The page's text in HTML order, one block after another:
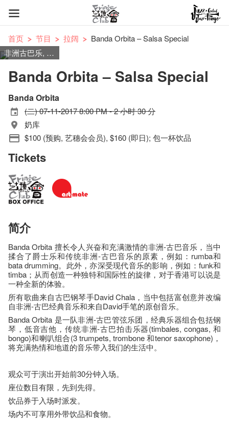
首页 节目 拉阔
Banda Orbita – Salsa Special
非洲古巴乐, 非洲古巴爵士乐
Banda Orbita – Salsa Special
Banda Orbita
(二) 07-11-2017 8:00 PM - 2 小时 30 分
奶库
$100 (预购, 艺穗会会员), $160 (即日); 包一杯饮品
Tickets
简介
Banda Orbita 擅长令人兴奋和充满激情的非洲-古巴音乐，当中
揉合了爵士乐和传统非洲-古巴音乐的原素，例如：rumba和
bata drumming。此外，亦深受现代音乐的影响，例如：funk和
timba；从而创造一种独特和国际性的旋律，对于香港可以说是
一种全新的体验。
所有歌曲来自古巴钢琴手David Chala，当中包括富创意并改编
自非洲-古巴经典音乐和来自David手笔的原创音乐。
Banda Orbita 是一队非洲-古巴管弦乐团，经典乐器组合包括钢
琴，低音吉他，传统非洲-古巴拍击乐器(timbales, congas, 和
bongo)和喇叭组合(3 trumpets, trombone 和tenor saxophone)，
将充满热情和地道的音乐带入我们的生活中。
观众可于演出开始前30分钟入场。
座​位​数目​有​限​，先到先得。
饮品券于入场时派发。
场内不可享用外带饮品和食物。